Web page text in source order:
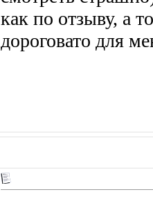
как по отзыву, а
дороговато для